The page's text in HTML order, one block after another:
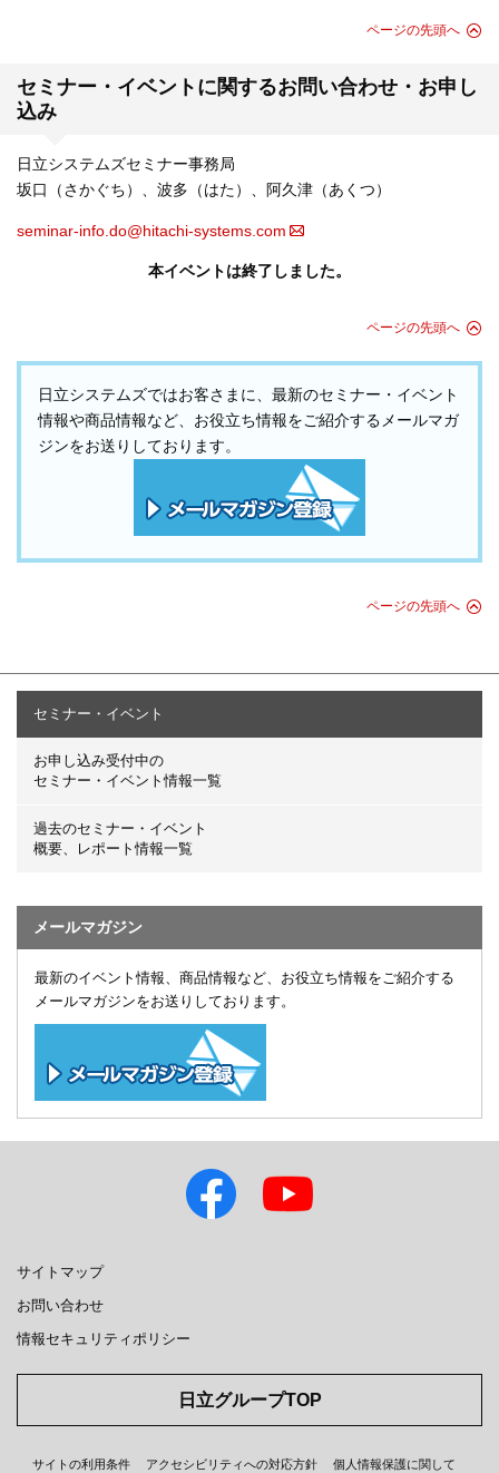
ページの先頭へ
セミナー・イベントに関するお問い合わせ・お申し
込み
日立システムズセミナー事務局
坂口（さかぐち）、波多（はた）、阿久津（あくつ）
seminar-info.do@hitachi-systems.com
本イベントは終了しました。
ページの先頭へ
日立システムズではお客さまに、最新のセミナー・イベント
情報や商品情報など、お役立ち情報をご紹介するメールマガ
ジンをお送りしております。
ページの先頭へ
セミナー・イベント
お申し込み受付中の
セミナー・イベント情報一覧
過去のセミナー・イベント
概要、レポート情報一覧
メールマガジン
最新のイベント情報、商品情報など、お役立ち情報をご紹介する
メールマガジンをお送りしております。
サイトマップ
お問い合わせ
情報セキュリティポリシー
日立グループTOP
サイトの利用条件 アクセシビリティへの対応方針 個人情報保護に関して